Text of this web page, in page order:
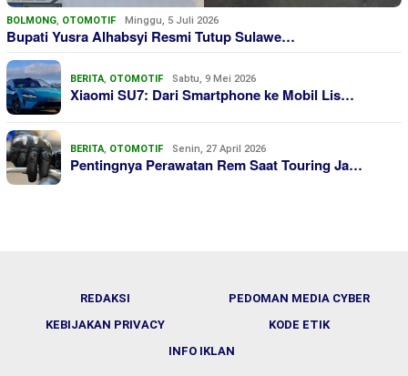
BOLMONG, OTOMOTIF Minggu, 5 Juli 2026
Bupati Yusra Alhabsyi Resmi Tutup Sulawe…
BERITA, OTOMOTIF Sabtu, 9 Mei 2026
Xiaomi SU7: Dari Smartphone ke Mobil Lis…
BERITA, OTOMOTIF Senin, 27 April 2026
Pentingnya Perawatan Rem Saat Touring Ja…
REDAKSI
PEDOMAN MEDIA CYBER
KEBIJAKAN PRIVACY
KODE ETIK
INFO IKLAN